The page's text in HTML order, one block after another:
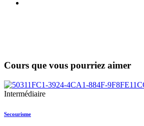
Cours que vous pourriez aimer
Intermédiaire
Secourisme